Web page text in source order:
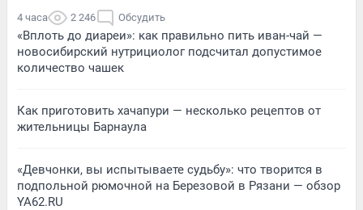
4 часа 2 246 Обсудить
«Вплоть до диареи»: как правильно пить иван-чай —
новосибирский нутрициолог подсчитал допустимое
количество чашек
Как приготовить хачапури — несколько рецептов от
жительницы Барнаула
«Девчонки, вы испытываете судьбу»: что творится в
подпольной рюмочной на Березовой в Рязани — обзор
YA62.RU